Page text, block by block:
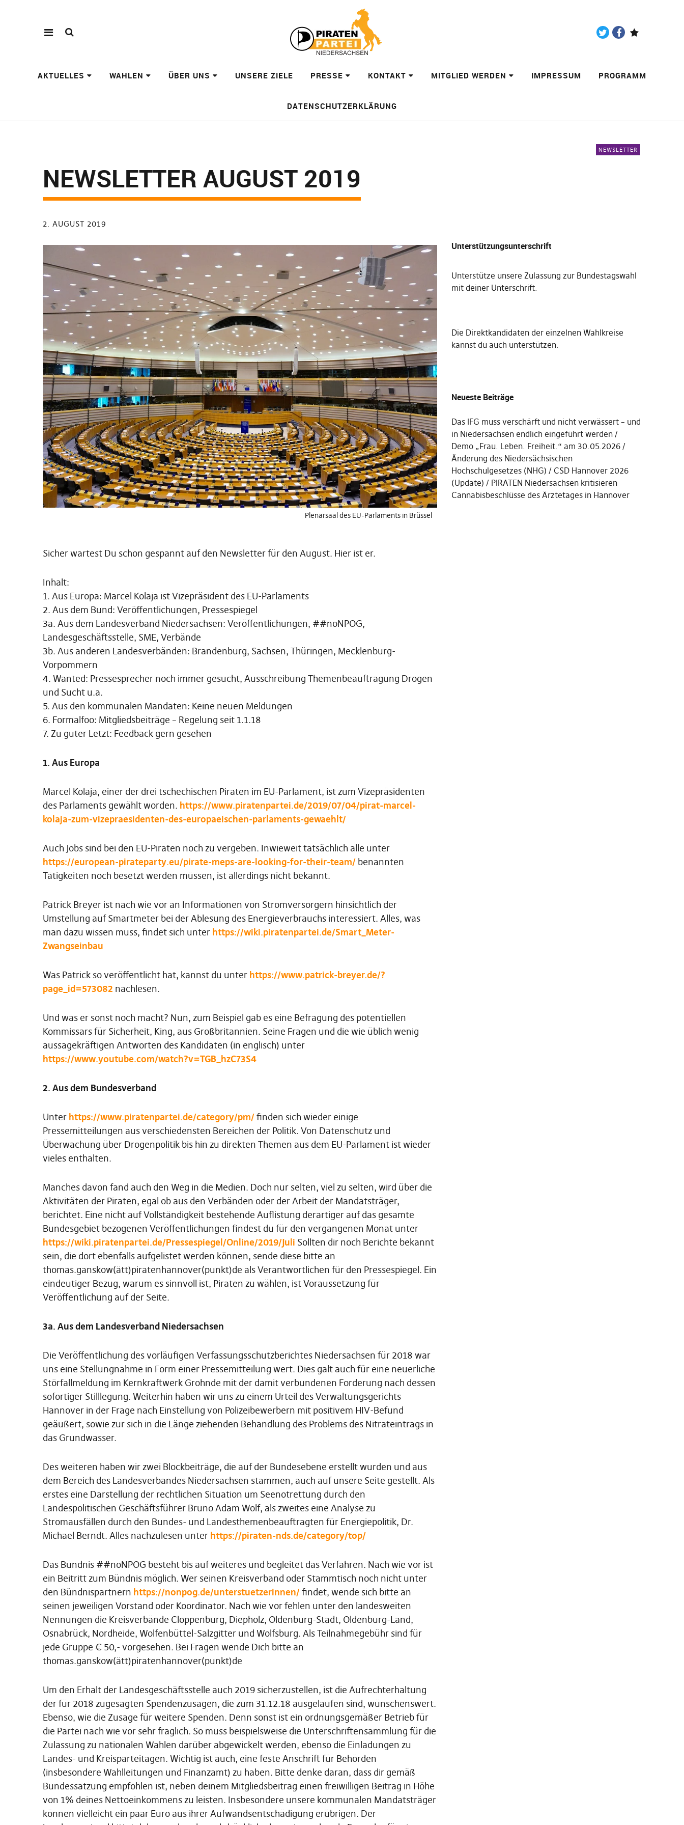
AKTUELLES WAHLEN ÜBER UNS UNSERE ZIELE PRESSE KONTAKT MITGLIED WERDEN IMPRESSUM PROGRAMM
DATENSCHUTZERKLÄRUNG
NEWSLETTER
NEWSLETTER AUGUST 2019
2. AUGUST 2019
Plenarsaal des EU-Parlaments in Brüssel
Sicher wartest Du schon gespannt auf den Newsletter für den August. Hier ist er.
Inhalt:
1. Aus Europa: Marcel Kolaja ist Vizepräsident des EU-Parlaments
2. Aus dem Bund: Veröffentlichungen, Pressespiegel
3a. Aus dem Landesverband Niedersachsen: Veröffentlichungen, ##noNPOG,
Landesgeschäftsstelle, SME, Verbände
3b. Aus anderen Landesverbänden: Brandenburg, Sachsen, Thüringen, Mecklenburg-
Vorpommern
4. Wanted: Pressesprecher noch immer gesucht, Ausschreibung Themenbeauftragung Drogen
und Sucht u.a.
5. Aus den kommunalen Mandaten: Keine neuen Meldungen
6. Formalfoo: Mitgliedsbeiträge – Regelung seit 1.1.18
7. Zu guter Letzt: Feedback gern gesehen
1. Aus Europa
Marcel Kolaja, einer der drei tschechischen Piraten im EU-Parlament, ist zum Vizepräsidenten
des Parlaments gewählt worden. https://www.piratenpartei.de/2019/07/04/pirat-marcel-
kolaja-zum-vizepraesidenten-des-europaeischen-parlaments-gewaehlt/
Auch Jobs sind bei den EU-Piraten noch zu vergeben. Inwieweit tatsächlich alle unter
https://european-pirateparty.eu/pirate-meps-are-looking-for-their-team/ benannten
Tätigkeiten noch besetzt werden müssen, ist allerdings nicht bekannt.
Patrick Breyer ist nach wie vor an Informationen von Stromversorgern hinsichtlich der
Umstellung auf Smartmeter bei der Ablesung des Energieverbrauchs interessiert. Alles, was
man dazu wissen muss, findet sich unter https://wiki.piratenpartei.de/Smart_Meter-
Zwangseinbau
Was Patrick so veröffentlicht hat, kannst du unter https://www.patrick-breyer.de/?
page_id=573082 nachlesen.
Und was er sonst noch macht? Nun, zum Beispiel gab es eine Befragung des potentiellen
Kommissars für Sicherheit, King, aus Großbritannien. Seine Fragen und die wie üblich wenig
aussagekräftigen Antworten des Kandidaten (in englisch) unter
https://www.youtube.com/watch?v=TGB_hzC73S4
2. Aus dem Bundesverband
Unter https://www.piratenpartei.de/category/pm/finden sich wieder einige
Pressemitteilungen aus verschiedensten Bereichen der Politik. Von Datenschutz und
Überwachung über Drogenpolitik bis hin zu direkten Themen aus dem EU-Parlament ist wieder
vieles enthalten.
Manches davon fand auch den Weg in die Medien. Doch nur selten, viel zu selten, wird über die
Aktivitäten der Piraten, egal ob aus den Verbänden oder der Arbeit der Mandatsträger,
berichtet. Eine nicht auf Vollständigkeit bestehende Auflistung derartiger auf das gesamte
Bundesgebiet bezogenen Veröffentlichungen findest du für den vergangenen Monat unter
https://wiki.piratenpartei.de/Pressespiegel/Online/2019/Juli Sollten dir noch Berichte bekannt
sein, die dort ebenfalls aufgelistet werden können, sende diese bitte an
thomas.ganskow(ätt)piratenhannover(punkt)de als Verantwortlichen für den Pressespiegel. Ein
eindeutiger Bezug, warum es sinnvoll ist, Piraten zu wählen, ist Voraussetzung für
Veröffentlichung auf der Seite.
3a. Aus dem Landesverband Niedersachsen
Die Veröffentlichung des vorläufigen Verfassungsschutzberichtes Niedersachsen für 2018 war
uns eine Stellungnahme in Form einer Pressemitteilung wert. Dies galt auch für eine neuerliche
Störfallmeldung im Kernkraftwerk Grohnde mit der damit verbundenen Forderung nach dessen
sofortiger Stilllegung. Weiterhin haben wir uns zu einem Urteil des Verwaltungsgerichts
Hannover in der Frage nach Einstellung von Polizeibewerbern mit positivem HIV-Befund
geäußert, sowie zur sich in die Länge ziehenden Behandlung des Problems des Nitrateintrags in
das Grundwasser.
Des weiteren haben wir zwei Blockbeiträge, die auf der Bundesebene erstellt wurden und aus
dem Bereich des Landesverbandes Niedersachsen stammen, auch auf unsere Seite gestellt. Als
erstes eine Darstellung der rechtlichen Situation um Seenotrettung durch den
Landespolitischen Geschäftsführer Bruno Adam Wolf, als zweites eine Analyse zu
Stromausfällen durch den Bundes- und Landesthemenbeauftragten für Energiepolitik, Dr.
Michael Berndt. Alles nachzulesen unter https://piraten-nds.de/category/top/
Das Bündnis ##noNPOG besteht bis auf weiteres und begleitet das Verfahren. Nach wie vor ist
ein Beitritt zum Bündnis möglich. Wer seinen Kreisverband oder Stammtisch noch nicht unter
den Bündnispartnern https://nonpog.de/unterstuetzerinnen/findet, wende sich bitte an
seinen jeweiligen Vorstand oder Koordinator. Nach wie vor fehlen unter den landesweiten
Nennungen die Kreisverbände Cloppenburg, Diepholz, Oldenburg-Stadt, Oldenburg-Land,
Osnabrück, Nordheide, Wolfenbüttel-Salzgitter und Wolfsburg. Als Teilnahmegebühr sind für
jede Gruppe € 50,- vorgesehen. Bei Fragen wende Dich bitte an
thomas.ganskow(ätt)piratenhannover(punkt)de
Um den Erhalt der Landesgeschäftsstelle auch 2019 sicherzustellen, ist die Aufrechterhaltung
der für 2018 zugesagten Spendenzusagen, die zum 31.12.18 ausgelaufen sind, wünschenswert.
Ebenso, wie die Zusage für weitere Spenden. Denn sonst ist ein ordnungsgemäßer Betrieb für
die Partei nach wie vor sehr fraglich. So muss beispielsweise die Unterschriftensammlung für die
Zulassung zu nationalen Wahlen darüber abgewickelt werden, ebenso die Einladungen zu
Landes- und Kreisparteitagen. Wichtig ist auch, eine feste Anschrift für Behörden
(insbesondere Wahlleitungen und Finanzamt) zu haben. Bitte denke daran, dass dir gemäß
Bundessatzung empfohlen ist, neben deinem Mitgliedsbeitrag einen freiwilligen Beitrag in Höhe
von 1% deines Nettoeinkommens zu leisten. Insbesondere unsere kommunalen Mandatsträger
können vielleicht ein paar Euro aus ihrer Aufwandsentschädigung erübrigen. Der
Unterstützungsunterschrift
Unterstütze unsere Zulassung zur Bundestagswahl
mit deiner Unterschrift.
Die Direktkandidaten der einzelnen Wahlkreise
kannst du auch unterstützen.
Neueste Beiträge
Das IFG muss verschärft und nicht verwässert – und
in Niedersachsen endlich eingeführt werden
Demo „Frau. Leben. Freiheit.“ am 30.05.2026
Änderung des Niedersächsischen
Hochschulgesetzes (NHG)
CSD Hannover 2026
(Update)
PIRATEN Niedersachsen kritisieren
Cannabisbeschlüsse des Ärztetages in Hannover